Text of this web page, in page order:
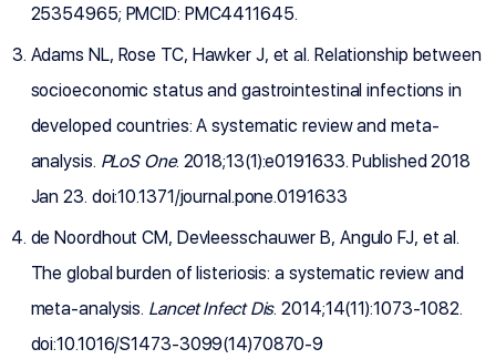
25354965; PMCID: PMC4411645.
Adams NL, Rose TC, Hawker J, et al. Relationship between
socioeconomic status and gastrointestinal infections in
developed countries: A systematic review and meta-
analysis. PLoS One. 2018;13(1):e0191633. Published 2018
Jan 23. doi:10.1371/journal.pone.0191633
de Noordhout CM, Devleesschauwer B, Angulo FJ, et al.
The global burden of listeriosis: a systematic review and
meta-analysis. Lancet Infect Dis. 2014;14(11):1073-1082.
doi:10.1016/S1473-3099(14)70870-9